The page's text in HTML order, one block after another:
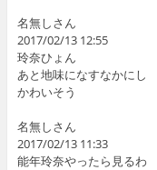
名無しさん
2017/02/13 12:55
玲奈ひょん
あと地味になすなかにし
かわいそう
名無しさん
2017/02/13 11:33
能年玲奈やったら見るわ